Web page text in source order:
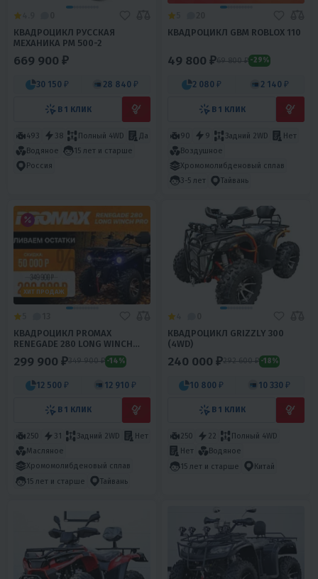
КВАДРОЦИКЛ РУССКАЯ
МЕХАНИКА РМ 500-2
669 900 ₽
30 150 ₽ 28 840 ₽
В 1 КЛИК
493 38 Полный 4WD
Да
Водяное
15 лет и старше
Россия
КВАДРОЦИКЛ GBM ROBLOX 110
49 800 ₽69 800 ₽ -29%
2 080 ₽ 2 140 ₽
В 1 КЛИК
90 9 Задний 2WD
Нет
Воздушное
Хромомолибденовый сплав
3-5 лет
Тайвань
ХИТ ПРОДАЖ
КВАДРОЦИКЛ PROMAX
RENEGADE 280 LONG WINCH
299 900 ₽349 900 ₽ -14%
12 500 ₽ 12 910 ₽
В 1 КЛИК
250 31 Задний 2WD
Нет
Масляное
Хромомолибденовый сплав
15 лет и старше
Тайвань
КВАДРОЦИКЛ GRIZZLY 300
(4WD)
240 000 ₽292 600 ₽ -18%
10 800 ₽ 10 330 ₽
В 1 КЛИК
250 22
Полный 4WD
Нет
Водяное
15 лет и старше
Китай